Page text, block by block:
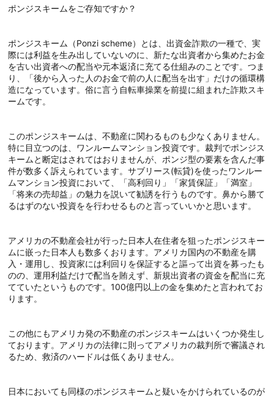
ポンジスキームをご存知ですか？
ポンジスキーム（Ponzi scheme）とは、出資金詐欺の一種で、実
際には利益を生み出していないのに、新たな出資者から集めたお金
を古い出資者への配当や元本返済に充てる仕組みのことです。つま
り、「後から入った人のお金で前の人に配当を出す」だけの循環構
造になっています。俗に言う自転車操業を前提に組まれた詐欺スキ
ームです。
このポンジスキームは、不動産に関わるものも少なくありません。
特に目立つのは、ワンルームマンション投資です。裁判でポンジス
キームと断定はされてはおりませんが、ポンジ型の要素を含んだ事
件が数多く訴えられています。サブリース(転貸)を使ったワンルー
ムマンション投資において、「高利回り」「家賃保証」「満室」
「将来の売却益」の魅力を説いて勧誘を行うものです。鼻から勝て
るはずのない投資をを行わせるものと言っていいかと思います。
アメリカの不動産会社が行った日本人在住者を狙ったポンジスキー
ムに嵌った日本人も数多くおります。アメリカ国内の不動産を購
入・運用し、投資家には利回りを保証すると謳って出資を募ったも
のの、運用利益だけで配当を賄えず、新規出資者の資金を配当に充
てていたというものです。100億円以上の金を集めたと言われてお
ります。
この他にもアメリカ発の不動産のポンジスキームはいくつか発生し
ております。アメリカの法律に則ってアメリカの裁判所で審議され
るため、救済のハードルは低くありません。
日本においても同様のポンジスキームと疑いをかけられているのが